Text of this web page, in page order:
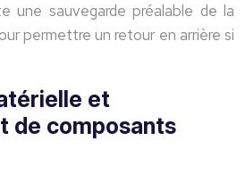
une sauvegarde préalable de la
permettre un retour en arrière si
et
de composants